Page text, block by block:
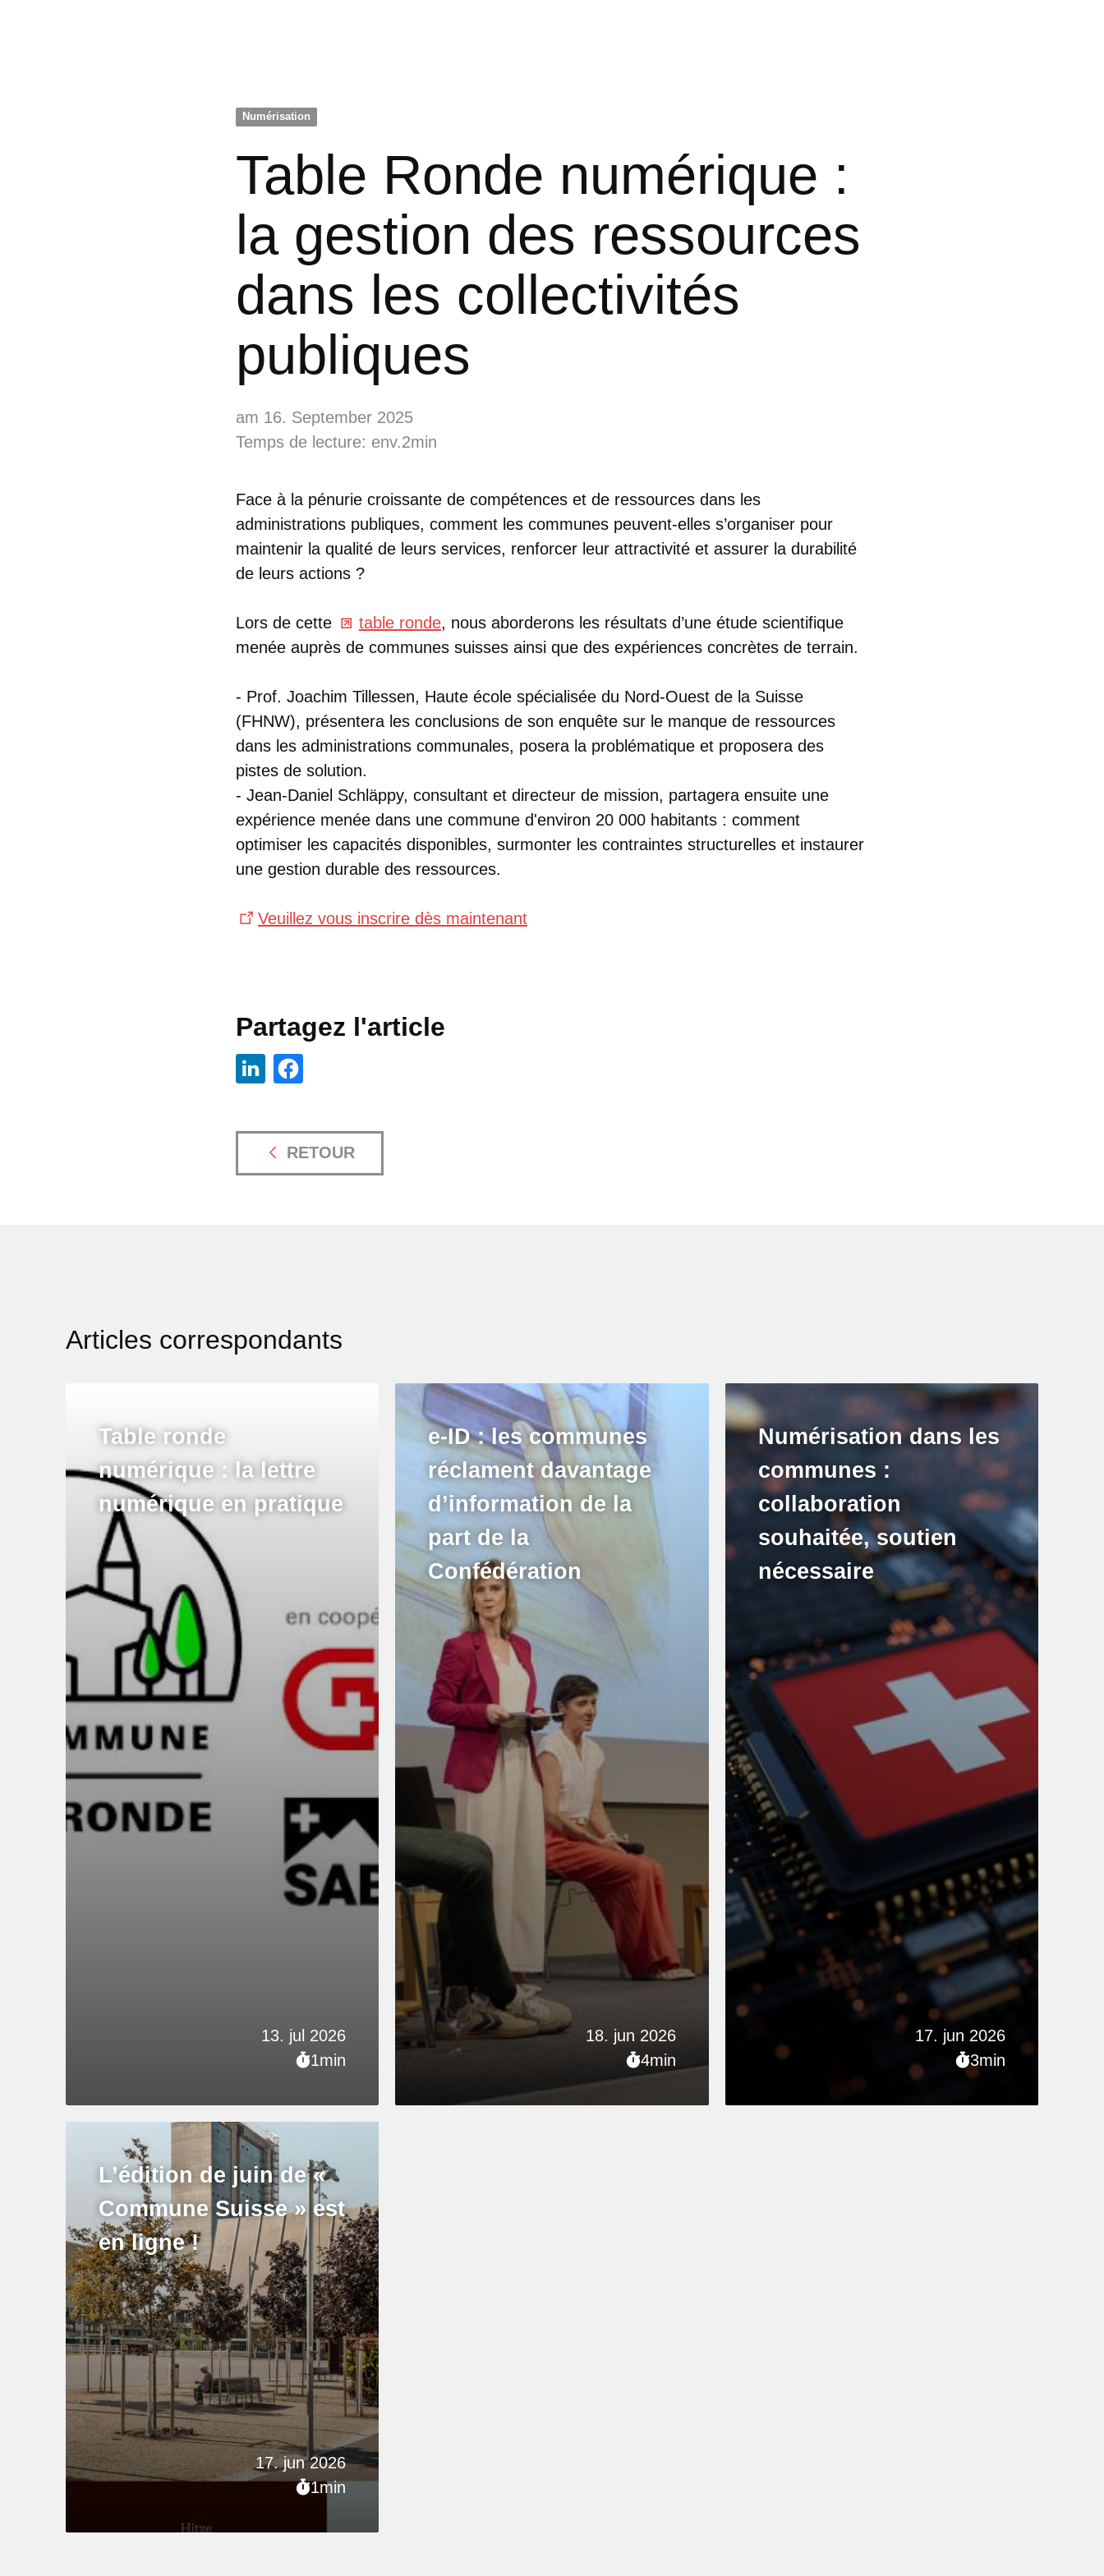
Numérisation
Table Ronde numérique :
la gestion des ressources
dans les collectivités
publiques
am 16. September 2025
Temps de lecture: env.2min
Face à la pénurie croissante de compétences et de ressources dans les
administrations publiques, comment les communes peuvent-elles s’organiser pour
maintenir la qualité de leurs services, renforcer leur attractivité et assurer la durabilité
de leurs actions ?
Lors de cette table ronde, nous aborderons les résultats d’une étude scientifique
menée auprès de communes suisses ainsi que des expériences concrètes de terrain.
- Prof. Joachim Tillessen, Haute école spécialisée du Nord-Ouest de la Suisse
(FHNW), présentera les conclusions de son enquête sur le manque de ressources
dans les administrations communales, posera la problématique et proposera des
pistes de solution.
- Jean-Daniel Schläppy, consultant et directeur de mission, partagera ensuite une
expérience menée dans une commune d'environ 20 000 habitants : comment
optimiser les capacités disponibles, surmonter les contraintes structurelles et instaurer
une gestion durable des ressources.
Veuillez vous inscrire dès maintenant
Partagez l'article
RETOUR
Articles correspondants
13. jul 2026
1min
Table ronde
numérique : la lettre
numérique en pratique
18. jun 2026
4min
e-ID : les communes
réclament davantage
d’information de la
part de la
Confédération
17. jun 2026
3min
Numérisation dans les
communes :
collaboration
souhaitée, soutien
nécessaire
17. jun 2026
1min
L’édition de juin de «
Commune Suisse » est
en ligne !